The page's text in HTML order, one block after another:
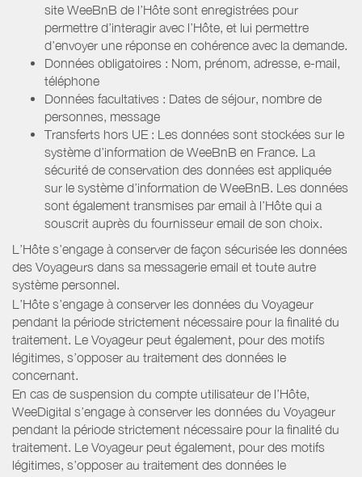
site WeeBnB de l’Hôte sont enregistrées pour
permettre d’interagir avec l’Hôte, et lui permettre
d’envoyer une réponse en cohérence avec la demande.
Données obligatoires : Nom, prénom, adresse, e-mail,
téléphone
Données facultatives : Dates de séjour, nombre de
personnes, message
Transferts hors UE : Les données sont stockées sur le
système d’information de WeeBnB en France. La
sécurité de conservation des données est appliquée
sur le système d’information de WeeBnB. Les données
sont également transmises par email à l’Hôte qui a
souscrit auprès du fournisseur email de son choix.
L’Hôte s’engage à conserver de façon sécurisée les données
des Voyageurs dans sa messagerie email et toute autre
système personnel.
L’Hôte s’engage à conserver les données du Voyageur
pendant la période strictement nécessaire pour la finalité du
traitement. Le Voyageur peut également, pour des motifs
légitimes, s’opposer au traitement des données le
concernant.
En cas de suspension du compte utilisateur de l’Hôte,
WeeDigital s’engage à conserver les données du Voyageur
pendant la période strictement nécessaire pour la finalité du
traitement. Le Voyageur peut également, pour des motifs
légitimes, s’opposer au traitement des données le